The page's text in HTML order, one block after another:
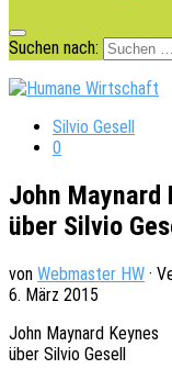
Suchen nach:
Silvio Gesell
0
John Maynard
über Silvio
von Webmaster HW ·
6. März 2015
John Maynard Keynes
über Silvio Gesell